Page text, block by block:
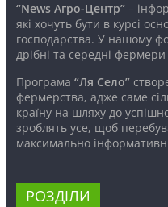
“News Агро-Центр”–
які хочуть бути в курсі
господарства. У нашому
дрібні та середні
Програма “Ля Село”
фермерства, адже саме
країну на шляху до
зроблять усе, щоб
максимально
РОЗДІЛИ